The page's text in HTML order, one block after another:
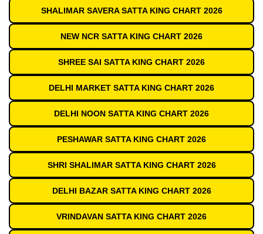
SHALIMAR SAVERA SATTA KING CHART 2026
NEW NCR SATTA KING CHART 2026
SHREE SAI SATTA KING CHART 2026
DELHI MARKET SATTA KING CHART 2026
DELHI NOON SATTA KING CHART 2026
PESHAWAR SATTA KING CHART 2026
SHRI SHALIMAR SATTA KING CHART 2026
DELHI BAZAR SATTA KING CHART 2026
VRINDAVAN SATTA KING CHART 2026